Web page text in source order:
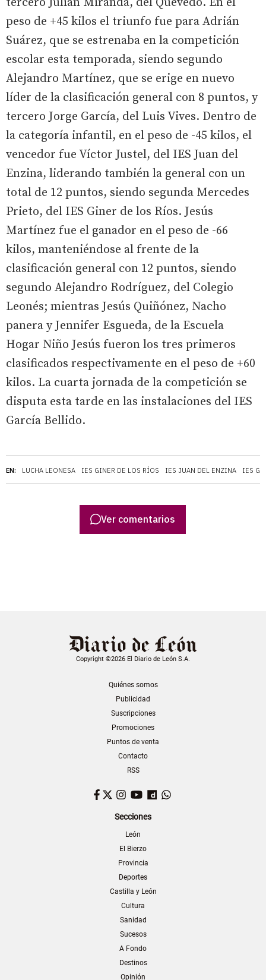
EN: LUCHA LEONESA IES GINER DE LOS RÍOS IES JUAN DEL ENZINA IES
peso de +45 kilos el triunfo fue para Adrián
Suárez, que se estrenaba en la competición
escolar esta temporada, siendo segundo
Alejandro Martínez, que se erige en nuevo
líder de la clasificación general con 8 puntos, y
tercero Jorge García, del Luis Vives. Dentro de
la categoría infantil, en el peso de -45 kilos, el
vencedor fue Víctor Justel, del IES Juan del
Enzina, liderando también la general con un
total de 12 puntos, siendo segunda Mercedes
Prieto, del IES Giner de los Ríos. Jesús
Martínez fue el ganador en el peso de -66
kilos, manteniéndose al frente de la
clasificación general con 12 puntos, siendo
segundo Alejandro Rodríguez, del Colegio
Leonés; mientras Jesús Quiñónez, Nacho
panera y Jennifer Esgueda, de la Escuela
Hogar Niño Jesús fueron los tres primeros
clasificados respectivamente en el peso de +60
kilos. La cuarta jornada de la competición se
disputa esta tarde en las instalaciones del IES
García Bellido.
Ver comentarios
Copyright ©2026 El Diario de León S.A.
Quiénes somos
Publicidad
Suscripciones
Promociones
Puntos de venta
Contacto
RSS
Facebook
TwitterInstagram
YouTubeDailymotion
Secciones
León
El Bierzo
Provincia
Deportes
Castilla y León
Cultura
Sanidad
Sucesos
A Fondo
Destinos
Opinión